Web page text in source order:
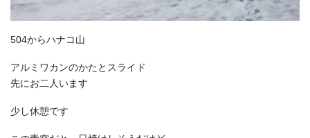
504からハナコ山
アルミワカンのかたとスライド
先にお二人います
少し休憩です